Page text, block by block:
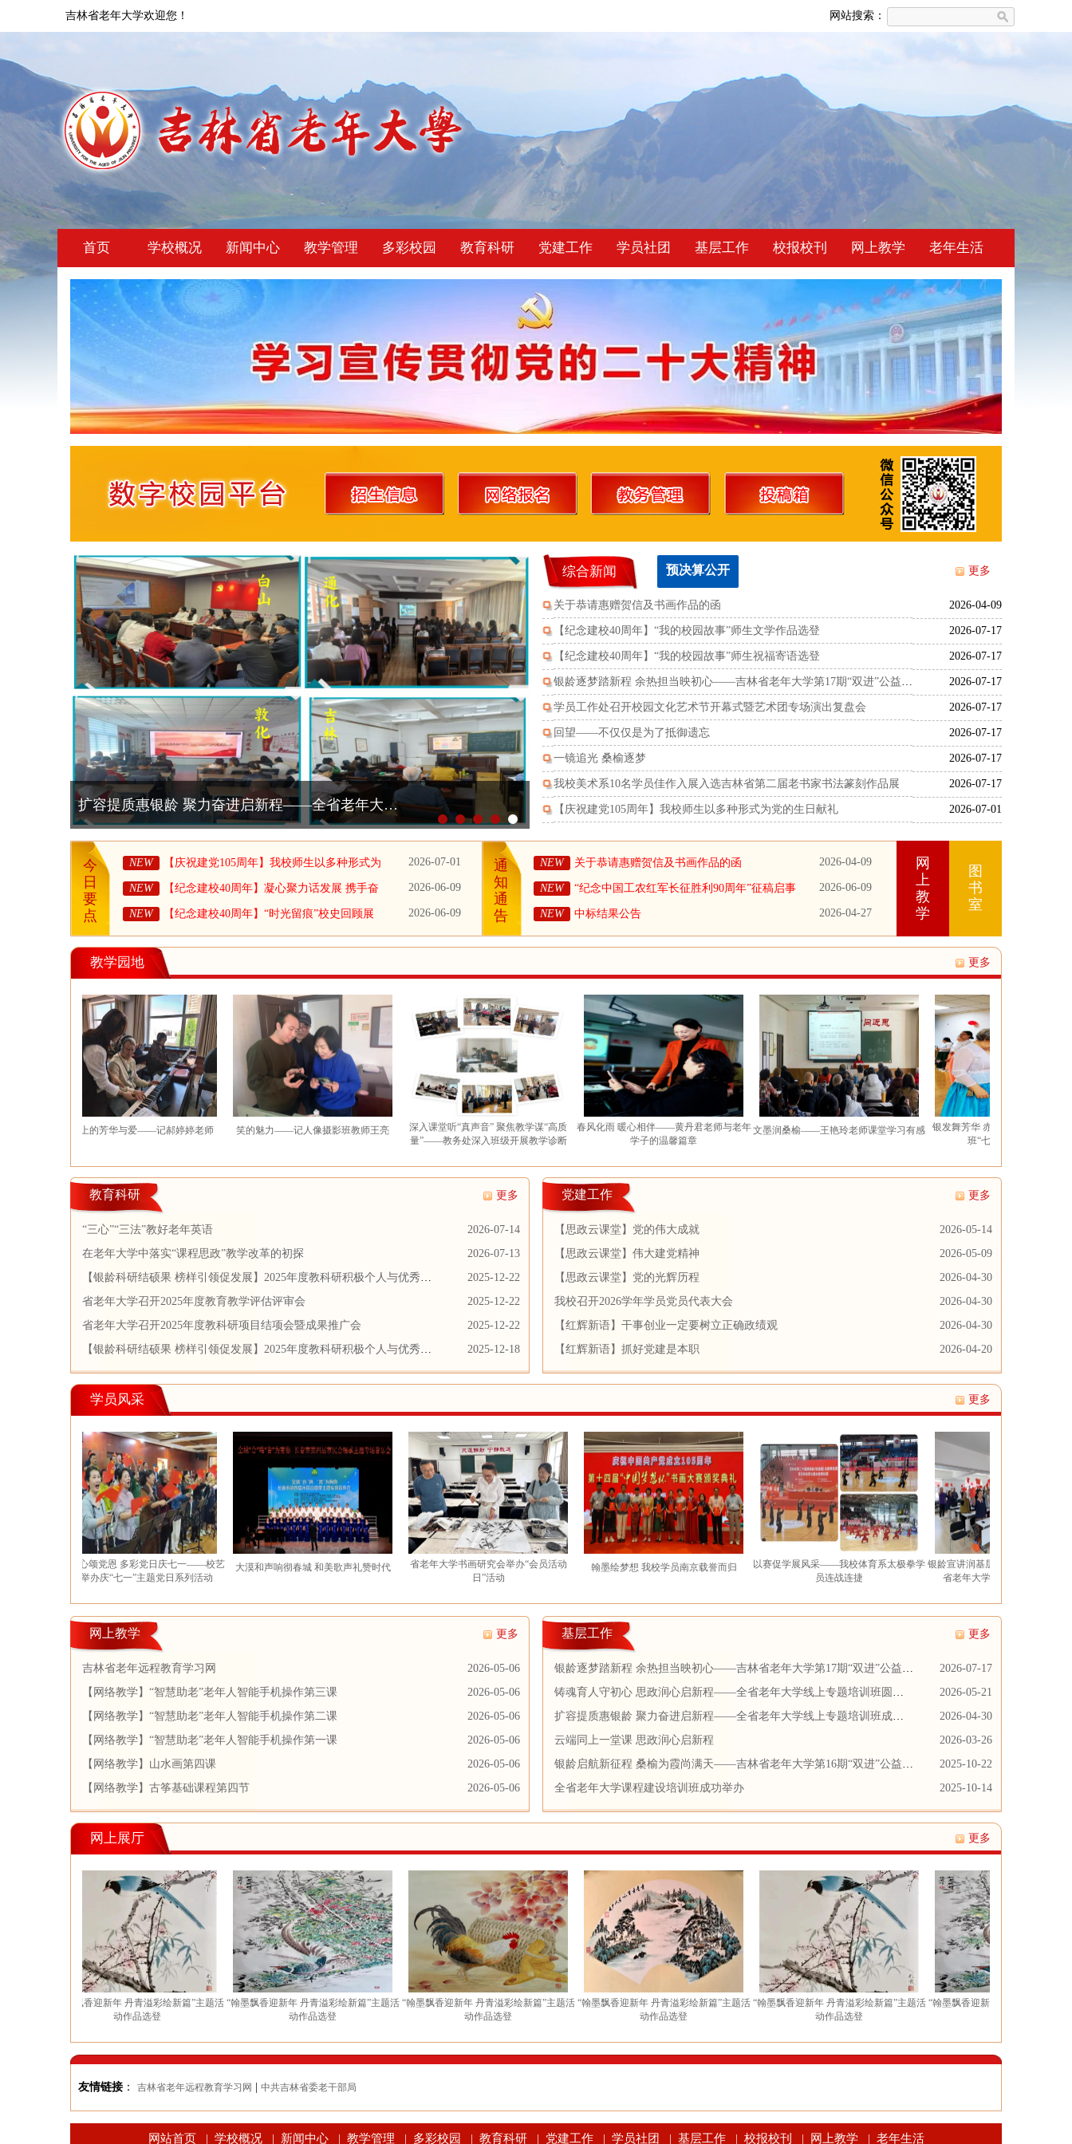
吉林省老年大学欢迎您！ 网站搜索：
首页 学校概况 新闻中心 教学管理 多彩校园 教育科研 党建工作 学员社团 基层工作 校报校刊 网上教学 老年生活
【庆祝建党105周年】我校师生以多种形式为党的
生日
综合新闻 预决算公开 更多
关于恭请惠赠贺信及书画作品的函 2026-04-09
【纪念建校40周年】“我的校园故事”师生文学作品选登 2026-07-17
【纪念建校40周年】“我的校园故事”师生祝福寄语选登 2026-07-17
银龄逐梦踏新程 余热担当映初心——吉林省老年大学第17期“双进”公益活
动圆满收官
2026-07-17
学员工作处召开校园文化艺术节开幕式暨艺术团专场演出复盘会 2026-07-17
回望——不仅仅是为了抵御遗忘 2026-07-17
一镜追光 桑榆逐梦 2026-07-17
我校美术系10名学员佳作入展入选吉林省第二届老书家书法篆刻作品展 2026-07-17
【庆祝建党105周年】我校师生以多种形式为党的生日献礼 2026-07-01
今
日
要
点
NEW
【庆祝建党105周年】我校师生以多种形式为
2026-07-01
NEW
【纪念建校40周年】凝心聚力话发展 携手奋
师、学员座谈会
2026-06-09
NEW
【纪念建校40周年】“时光留痕”校史回顾展
2026-06-09
通
知
通
告
NEW 关于恭请惠赠贺信及书画作品的函 2026-04-09
NEW “纪念中国工农红军长征胜利90周年”征稿启事 2026-06-09
NEW 中标结果公告 2026-04-27
网
上
教
学
图
书
室
教学园地 更多
琴键上的芳华与爱——记郝婷婷老师 笑的魅力——记人像摄影班教师王亮
深入课堂听“真声音” 聚焦教学谋“高质
量”——教务处深入班级开展教学诊断
春风化雨 暖心相伴——黄丹君老师与老年
学子的温馨篇章
文墨润桑榆——王艳玲老师课堂学习有感
银发舞芳华 赤诚颂党恩——朝鲜族舞蹈
班“七一”主题班会纪实
教育科研 更多
“三心”“三法”教好老年英语
2026-07-14
在老年大学中落实“课程思政”教学改革的初探
2026-07-13
【银龄科研结硕果 榜样引领促发展】2025年度教科研积极个人与优秀成
果展示推广（二）
2025-12-22
省老年大学召开2025年度教育教学评估评审会
2025-12-22
省老年大学召开2025年度教科研项目结项会暨成果推广会
2025-12-22
【银龄科研结硕果 榜样引领促发展】2025年度教科研积极个人与优秀成
果展示推广（一）
2025-12-18
党建工作 更多
【思政云课堂】党的伟大成就
2026-05-14
【思政云课堂】伟大建党精神
2026-05-09
【思政云课堂】党的光辉历程
2026-04-30
我校召开2026学年学员党员代表大会
2026-04-30
【红辉新语】干事创业一定要树立正确政绩观
2026-04-30
【红辉新语】抓好党建是本职
2026-04-20
学员风采 更多
银发丹心颂党恩 多彩党日庆七一——校艺
术团举办庆“七一”主题党日系列活动
大漠和声响彻春城 和美歌声礼赞时代
省老年大学书画研究会举办“会员活动
翰墨绘梦想 我校学员南京载誉而归
以赛促学展风采——我校体育系太极拳学
员连战连捷
银龄宣讲润基层 红歌聚力暖民心——吉林
省老年大学音乐党课走进鹏程社区
网上教学 更多
吉林省老年远程教育学习网
2026-05-06
【网络教学】“智慧助老”老年人智能手机操作第三课
2026-05-06
【网络教学】“智慧助老”老年人智能手机操作第二课
2026-05-06
【网络教学】“智慧助老”老年人智能手机操作第一课
2026-05-06
【网络教学】山水画第四课
2026-05-06
【网络教学】古筝基础课程第四节
2026-05-06
基层工作 更多
银龄逐梦踏新程 余热担当映初心——吉林省老年大学第17期“双进”公益活
动圆满收官
2026-07-17
铸魂育人守初心 思政润心启新程——全省老年大学线上专题培训班圆满
落幕
2026-05-21
扩容提质惠银龄 聚力奋进启新程——全省老年大学线上专题培训班成功
举办
2026-04-30
云端同上一堂课 思政润心启新程
2026-03-26
银龄启航新征程 桑榆为霞尚满天——吉林省老年大学第16期“双进”公益活
动正式启动
2025-10-22
全省老年大学课程建设培训班成功举办
2025-10-14
网上展厅 更多
“翰墨飘香迎新年 丹青溢彩绘新篇”主题活
动作品选登
“翰墨飘香迎新年 丹青溢彩绘新篇”主题活
动作品选登
“翰墨飘香迎新年 丹青溢彩绘新篇”主题活
动作品选登
“翰墨飘香迎新年 丹青溢彩绘新篇”主题活
动作品选登
“翰墨飘香迎新年 丹青溢彩绘新篇”主题活
动作品选登
“翰墨飘香迎新年 丹青溢彩绘新篇”主题活
友情链接 ： 吉林省老年远程教育学习网 中共吉林省委老干部局
网站首页 学校概况 新闻中心 教学管理 多彩校园 教育科研 党建工作 学员社团 基层工作 校报校刊 网上教学 老年生活